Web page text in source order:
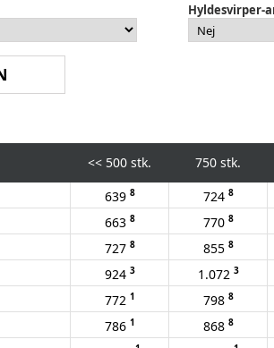
Hyldesvirper-
<< 500 stk.
750 stk.
639 8 724 8
663 8 770 8
727 8 855 8
924 3 1.072 3
772 1 798 8
786 1 868 8